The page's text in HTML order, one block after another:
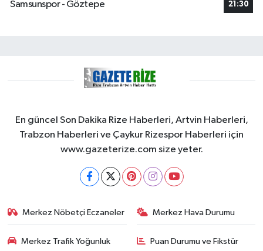
Samsunspor - Göztepe
21:30
En güncel Son Dakika Rize Haberleri, Artvin Haberleri,
Trabzon Haberleri ve Çaykur Rizespor Haberleri için
www.gazeterize.com size yeter.
Merkez Nöbetçi Eczaneler Merkez Hava Durumu
Merkez Trafik Yoğunluk
Puan Durumu ve Fikstür